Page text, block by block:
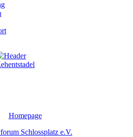
Homepage
Schlossplatz e.V.